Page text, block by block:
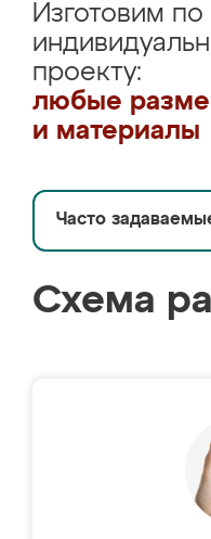
Изготовим по
проекту:
любые
и материалы
Часто
Схема